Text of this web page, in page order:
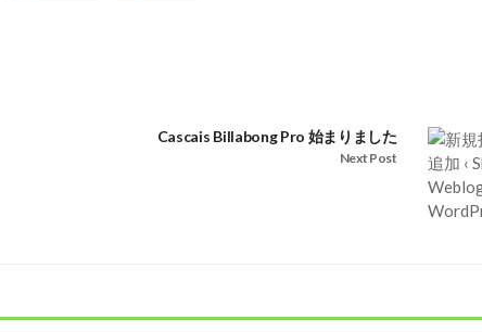
Cascais Billabong Pro 始まりました
Next Post